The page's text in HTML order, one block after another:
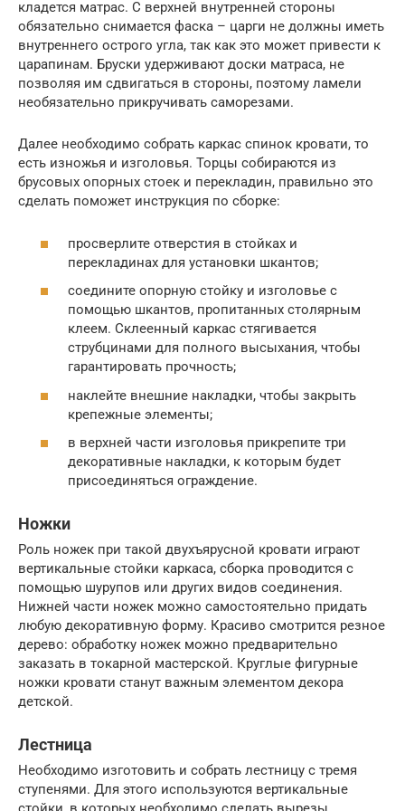
кладется матрас. С верхней внутренней стороны
обязательно снимается фаска – царги не должны иметь
внутреннего острого угла, так как это может привести к
царапинам. Бруски удерживают доски матраса, не
позволяя им сдвигаться в стороны, поэтому ламели
необязательно прикручивать саморезами.
Далее необходимо собрать каркас спинок кровати, то
есть изножья и изголовья. Торцы собираются из
брусовых опорных стоек и перекладин, правильно это
сделать поможет инструкция по сборке:
просверлите отверстия в стойках и
перекладинах для установки шкантов;
соедините опорную стойку и изголовье с
помощью шкантов, пропитанных столярным
клеем. Склеенный каркас стягивается
струбцинами для полного высыхания, чтобы
гарантировать прочность;
наклейте внешние накладки, чтобы закрыть
крепежные элементы;
в верхней части изголовья прикрепите три
декоративные накладки, к которым будет
присоединяться ограждение.
Ножки
Роль ножек при такой двухъярусной кровати играют
вертикальные стойки каркаса, сборка проводится с
помощью шурупов или других видов соединения.
Нижней части ножек можно самостоятельно придать
любую декоративную форму. Красиво смотрится резное
дерево: обработку ножек можно предварительно
заказать в токарной мастерской. Круглые фигурные
ножки кровати станут важным элементом декора
детской.
Лестница
Необходимо изготовить и собрать лестницу с тремя
ступенями. Для этого используются вертикальные